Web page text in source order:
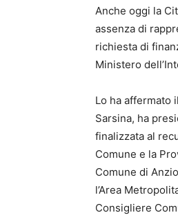
Anche oggi la
assenza di
richiesta di
Ministero
Lo ha affermato
Sarsina, ha
finalizzata al
Comune e la
Comune di
l’Area
Consigliere